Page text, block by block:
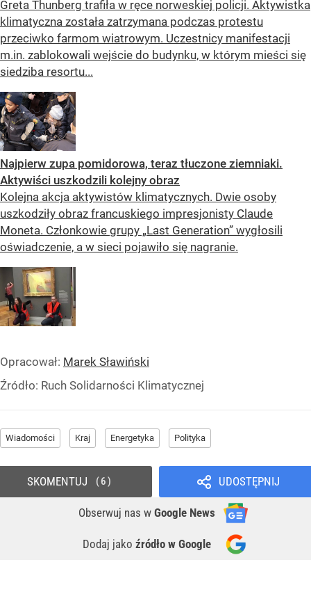
Greta Thunberg trafiła w ręce norweskiej policji. Aktywistka
klimatyczna została zatrzymana podczas protestu
przeciwko farmom wiatrowym. Uczestnicy manifestacji
m.in. zablokowali wejście do budynku, w którym mieści się
siedziba resortu...
Najpierw zupa pomidorowa, teraz tłuczone ziemniaki.
Aktywiści uszkodzili kolejny obraz
Kolejna akcja aktywistów klimatycznych. Dwie osoby
uszkodziły obraz francuskiego impresjonisty Claude
Moneta. Członkowie grupy „Last Generation” wygłosili
oświadczenie, a w sieci pojawiło się nagranie.
Opracował: Marek Sławiński
Źródło: Ruch Solidarności Klimatycznej
Wiadomości Kraj Energetyka Polityka
UDOSTĘPNIJ
Obserwuj nas w Google News
Dodaj jako źródło w Google
SKOMENTUJ 6